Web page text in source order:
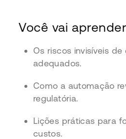
Você vai
Os riscos invisíveis
adequados.
Como a automação
regulatória.
Lições práticas para
custos.